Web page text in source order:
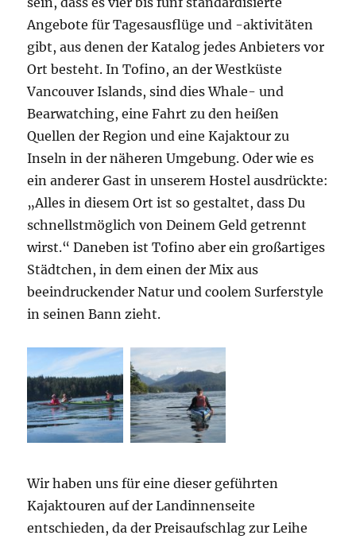
Angebote für Tagesausflüge und -aktivitäten
gibt, aus denen der Katalog jedes Anbieters vor
Ort besteht. In Tofino, an der Westküste
Vancouver Islands, sind dies Whale- und
Bearwatching, eine Fahrt zu den heißen
Quellen der Region und eine Kajaktour zu
Inseln in der näheren Umgebung. Oder wie es
ein anderer Gast in unserem Hostel ausdrückte:
„Alles in diesem Ort ist so gestaltet, dass Du
schnellstmöglich von Deinem Geld getrennt
wirst.“ Daneben ist Tofino aber ein großartiges
Städtchen, in dem einen der Mix aus
beeindruckender Natur und coolem Surferstyle
in seinen Bann zieht.
Wir haben uns für eine dieser geführten
Kajaktouren auf der Landinnenseite
entschieden, da der Preisaufschlag zur Leihe